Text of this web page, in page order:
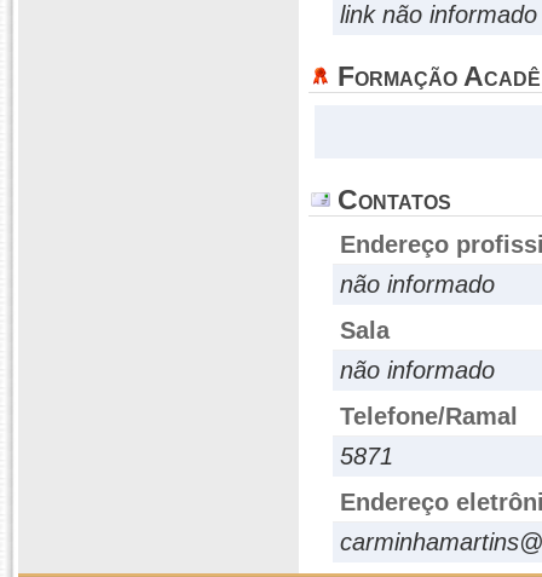
link não informado
Formação
Contatos
Endereço
não informado
Sala
não informado
Telefone/Ramal
5871
Endereço